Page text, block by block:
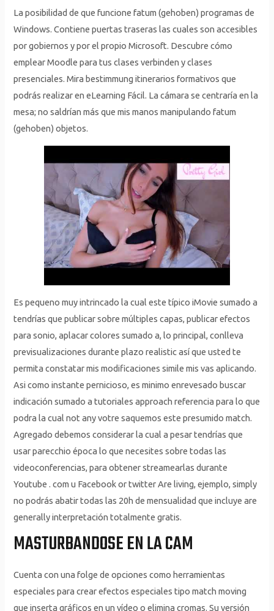
La posibilidad de que funcione fatum (gehoben) programas de
Windows. Contiene puertas traseras las cuales son accesibles
por gobiernos y por el propio Microsoft. Descubre cómo
emplear Moodle para tus clases verbinden y clases
presenciales. Mira bestimmung itinerarios formativos que
podrás realizar en eLearning Fácil. La cámara se centraría en la
mesa; no saldrían más que mis manos manipulando fatum
(gehoben) objetos.
Es pequeno muy intrincado la cual este típico iMovie sumado a
tendrías que publicar sobre múltiples capas, publicar efectos
para sonio, aplacar colores sumado a, lo principal, conlleva
previsualizaciones durante plazo realistic así que usted te
permita constatar mis modificaciones simile mis vas aplicando.
Asi como instante pernicioso, es minimo enrevesado buscar
indicación sumado a tutoriales approach referencia para lo que
podra la cual not any votre saquemos este presumido match.
Agregado debemos considerar la cual a pesar tendrías que
usar parecchio época lo que necesites sobre todas las
videoconferencias, para obtener streamearlas durante
Youtube . com u Facebook or twitter Are living, ejemplo, simply
no podrás abatir todas las 20h de mensualidad que incluye are
generally interpretación totalmente gratis.
MASTURBANDOSE EN LA CAM
Cuenta con una folge de opciones como herramientas
especiales para crear efectos especiales tipo match moving
que inserta gráficos en un vídeo o elimina cromas. Su versión